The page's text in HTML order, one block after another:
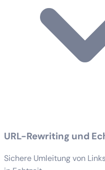
URL-Rewriting und
Sichere Umleitung von